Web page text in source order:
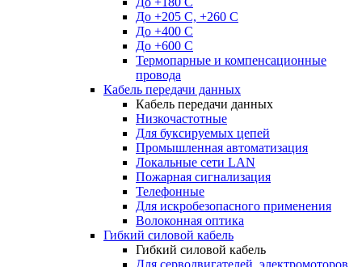
До +205 С, +260 С
До +400 C
До +600 С
Термопарные и компенсационные
провода
Кабель передачи данных
Кабель передачи данных
Низкочастотные
Для буксируемых цепей
Промышленная автоматизация
Локальные сети LAN
Пожарная сигнализация
Телефонные
Для искробезопасного применения
Волоконная оптика
Гибкий силовой кабель
Гибкий силовой кабель
Для серводвигателей, электромоторов,